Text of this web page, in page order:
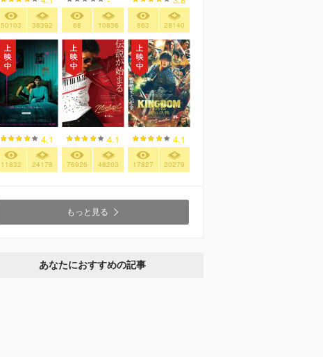
50103 38392 68 10836 863 28140
4.1
11832 24178
4.1
76926 48203
4.1
17827 20279
もっと見る
あなたにおすすめの記事